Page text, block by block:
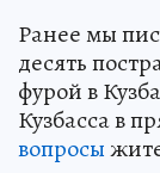
Ранее мы
десять
фурой в
Кузбасса в
вопросы